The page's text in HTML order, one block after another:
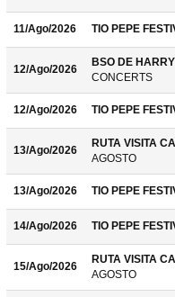
11/Ago/2026 TIO PEPE
12/Ago/2026
BSO DE
CONCERTS
12/Ago/2026 TIO PEPE
13/Ago/2026
RUTA VISITA
AGOSTO
13/Ago/2026 TIO PEPE
14/Ago/2026 TIO PEPE
15/Ago/2026
RUTA VISITA
AGOSTO